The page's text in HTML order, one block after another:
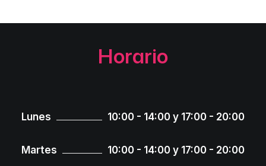
Horario
Lunes 10:00 - 14:00 y 17:00 - 20:00
Martes 10:00 - 14:00 y 17:00 - 20:00